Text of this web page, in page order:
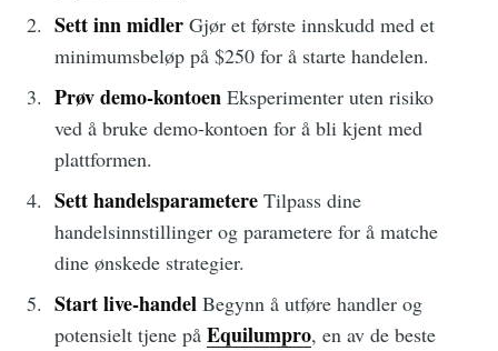
Sett inn midlerGjør et første innskudd med et
minimumsbeløp på $250 for å starte handelen.
Prøv demo-kontoenEksperimenter uten risiko
ved å bruke demo-kontoen for å bli kjent med
plattformen.
Sett handelsparametereTilpass dine
handelsinnstillinger og parametere for å matche
dine ønskede strategier.
Start live-handelBegynn å utføre handler og
potensielt tjene på Equilumpro, en av de beste